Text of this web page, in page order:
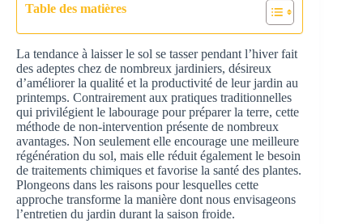
Table des matières
La tendance à laisser le sol se tasser pendant l’hiver fait
des adeptes chez de nombreux jardiniers, désireux
d’améliorer la qualité et la productivité de leur jardin au
printemps. Contrairement aux pratiques traditionnelles
qui privilégient le labourage pour préparer la terre, cette
méthode de non-intervention présente de nombreux
avantages. Non seulement elle encourage une meilleure
régénération du sol, mais elle réduit également le besoin
de traitements chimiques et favorise la santé des plantes.
Plongeons dans les raisons pour lesquelles cette
approche transforme la manière dont nous envisageons
l’entretien du jardin durant la saison froide.